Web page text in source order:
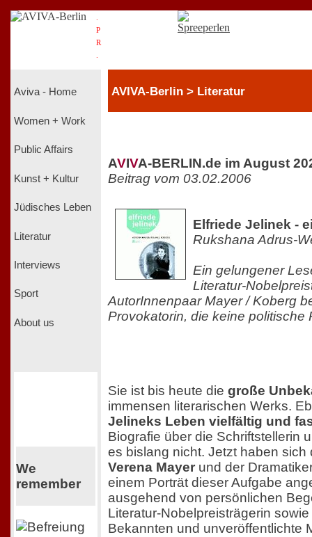
P
R
Aviva - Home
Women + Work
Public Affairs
Kunst + Kultur
Jüdisches Leben
Literatur
Interviews
Sport
About us
We
remember
AVIVA-Berlin > Literatur
AVIVA-BERLIN.de im August
Beitrag vom 03.02.2006
Elfriede Jelinek -
Rukshana Adrus-
Ein gelungener
Literatur-
AutorInnenpaar Mayer / Koberg
Provokatorin, die keine politische
Sie ist bis heute die große
immensen literarischen Werks.
Jelineks Leben vielfältig und
Biografie über die Schriftstellerin
es bislang nicht. Jetzt haben sich
Verena Mayer und der
einem Porträt dieser Aufgabe
ausgehend von persönlichen
Literatur-Nobelpreisträgerin
Bekannten und unveröffentlichte